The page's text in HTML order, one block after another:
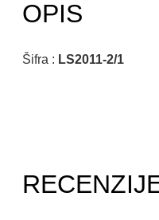
OPIS
Šifra : LS2011-2/1